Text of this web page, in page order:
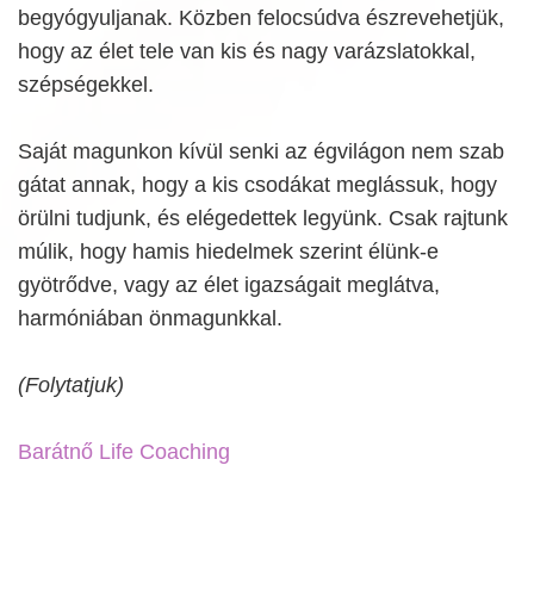
begyógyuljanak. Közben felocsúdva észrevehetjük,
hogy az élet tele van kis és nagy varázslatokkal,
szépségekkel.
Saját magunkon kívül senki az égvilágon nem szab
gátat annak, hogy a kis csodákat meglássuk, hogy
örülni tudjunk, és elégedettek legyünk. Csak rajtunk
múlik, hogy hamis hiedelmek szerint élünk-e
gyötrődve, vagy az élet igazságait meglátva,
harmóniában önmagunkkal.
(Folytatjuk)
Barátnő Life Coaching